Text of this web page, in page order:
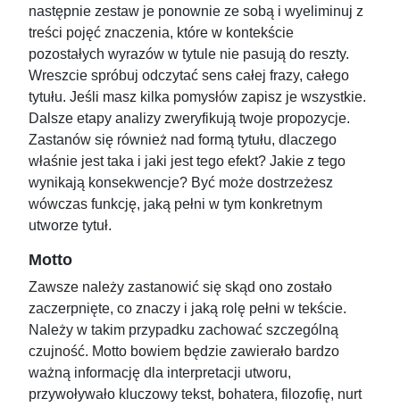
następnie zestaw je ponownie ze sobą i wyeliminuj z
treści pojęć znaczenia, które w kontekście
pozostałych wyrazów w tytule nie pasują do reszty.
Wreszcie spróbuj odczytać sens całej frazy, całego
tytułu. Jeśli masz kilka pomysłów zapisz je wszystkie.
Dalsze etapy analizy zweryfikują twoje propozycje.
Zastanów się również nad formą tytułu, dlaczego
właśnie jest taka i jaki jest tego efekt? Jakie z tego
wynikają konsekwencje? Być może dostrzeżesz
wówczas funkcję, jaką pełni w tym konkretnym
utworze tytuł.
Motto
Zawsze należy zastanowić się skąd ono zostało
zaczerpnięte, co znaczy i jaką rolę pełni w tekście.
Należy w takim przypadku zachować szczególną
czujność. Motto bowiem będzie zawierało bardzo
ważną informację dla interpretacji utworu,
przywoływało kluczowy tekst, bohatera, filozofię, nurt